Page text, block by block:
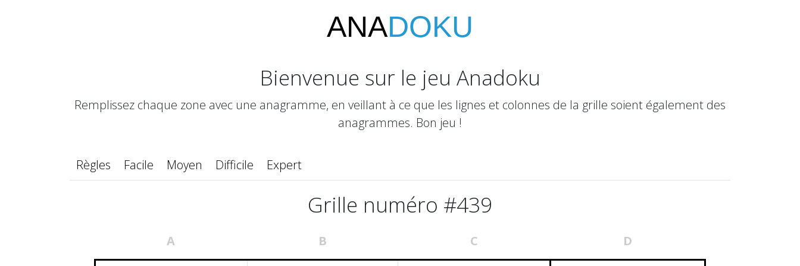
ANADOKU
Bienvenue sur le jeu Anadoku
Remplissez chaque zone avec une anagramme, en veillant à ce que les lignes et colonnes de la grille soient également des
anagrammes. Bon jeu !
Règles Facile Moyen Difficile Expert
Grille numéro #439
A B C D